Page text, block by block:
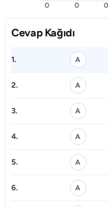
0 0 0
Cevap Kağıdı
1. A
2. A
3. A
4. A
5. A
6. A